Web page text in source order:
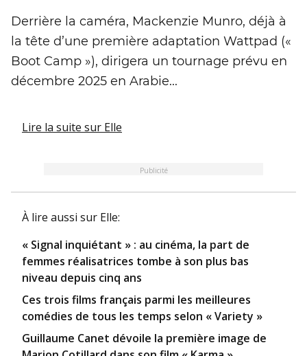
Derrière la caméra, Mackenzie Munro, déjà à
la tête d’une première adaptation Wattpad («
Boot Camp »), dirigera un tournage prévu en
décembre 2025 en Arabie...
Lire la suite sur Elle
Publicité
À lire aussi sur Elle:
« Signal inquiétant » : au cinéma, la part de
femmes réalisatrices tombe à son plus bas
niveau depuis cinq ans
Ces trois films français parmi les meilleures
comédies de tous les temps selon « Variety »
Guillaume Canet dévoile la première image de